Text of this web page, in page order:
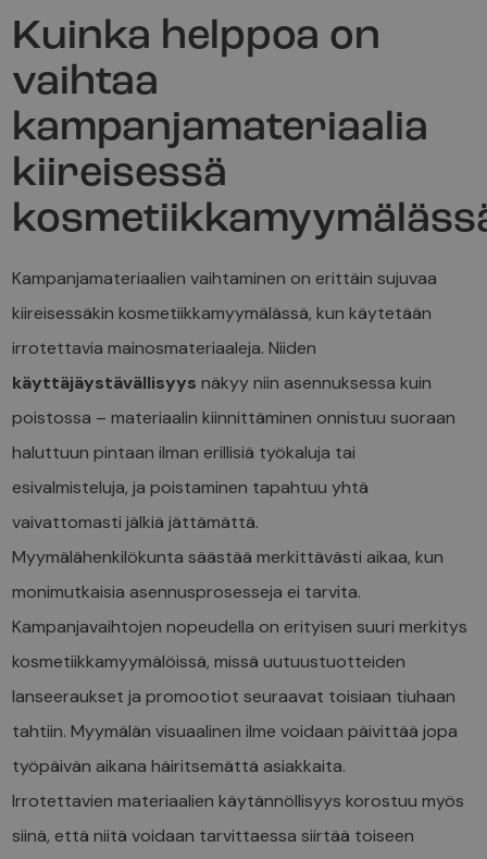
Kuinka helppoa on
vaihtaa
kampanjamateriaalia
kiireisessä
Kampanjamateriaalien vaihtaminen on erittäin sujuvaa
kiireisessäkin kosmetiikkamyymälässä, kun käytetään
irrotettavia mainosmateriaaleja. Niiden
käyttäjäystävällisyys näkyy niin asennuksessa kuin
poistossa – materiaalin kiinnittäminen onnistuu suoraan
haluttuun pintaan ilman erillisiä työkaluja tai
esivalmisteluja, ja poistaminen tapahtuu yhtä
vaivattomasti jälkiä jättämättä.
Myymälähenkilökunta säästää merkittävästi aikaa, kun
monimutkaisia asennusprosesseja ei tarvita.
Kampanjavaihtojen nopeudella on erityisen suuri merkitys
kosmetiikkamyymälöissä, missä uutuustuotteiden
lanseeraukset ja promootiot seuraavat toisiaan tiuhaan
tahtiin. Myymälän visuaalinen ilme voidaan päivittää jopa
työpäivän aikana häiritsemättä asiakkaita.
Irrotettavien materiaalien käytännöllisyys korostuu myös
siinä, että niitä voidaan tarvittaessa siirtää toiseen